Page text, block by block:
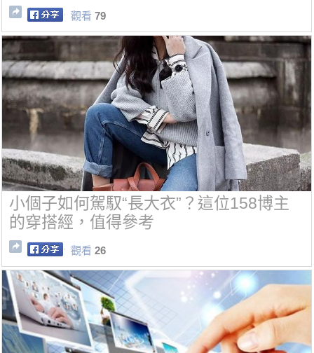
觀看 79
小個子如何駕馭“長大衣”？這位158博主
的穿搭經，值得參考
觀看 26